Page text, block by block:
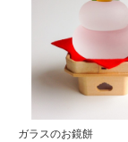
ガラスのお鏡餅